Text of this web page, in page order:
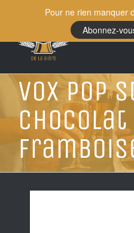
content
Vox Pop
Pour ne rien manquer
Abonnez-